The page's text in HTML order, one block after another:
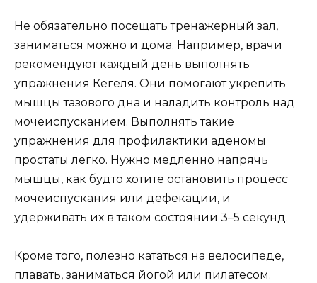
Не обязательно посещать тренажерный зал,
заниматься можно и дома. Например, врачи
рекомендуют каждый день выполнять
упражнения Кегеля. Они помогают укрепить
мышцы тазового дна и наладить контроль над
мочеиспусканием. Выполнять такие
упражнения для профилактики аденомы
простаты легко. Нужно медленно напрячь
мышцы, как будто хотите остановить процесс
мочеиспускания или дефекации, и
удерживать их в таком состоянии 3–5 секунд.
Кроме того, полезно кататься на велосипеде,
плавать, заниматься йогой или пилатесом.